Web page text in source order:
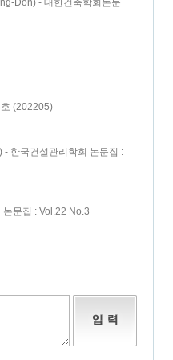
Don) - 대한건축학회논문
(202205)
한국건설관리학회 논문집 :
문집 : Vol.22 No.3